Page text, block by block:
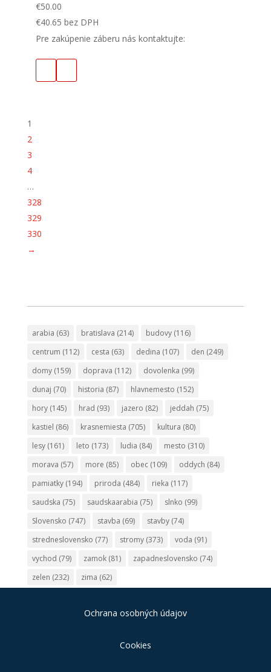
€50.00
€40.65 bez DPH
Pre zakúpenie záberu nás kontaktujte:
1
2
3
4
…
328
329
330
→
arabia (63) bratislava (214) budovy(116)
centrum (112) cesta (63) dedina (107) den (249)
domy(159) doprava (112) dovolenka (99)
dunaj (70) historia (87) hlavnemesto (152)
hory(145) hrad (93) jazero (82) jeddah (75)
kastiel (86) krasnemiesta (705) kultura (80)
lesy(161) leto (173) ludia (84) mesto (310)
morava (57) more (85) obec(109) oddych (84)
pamiatky(194) priroda (484) rieka (117)
saudska (75) saudskaarabia (75) slnko (99)
Slovensko (747) stavba (69) stavby(74)
stredneslovensko (77) stromy(373) voda (91)
vychod (79) zamok(81) zapadneslovensko (74)
zelen (232) zima (62)
Ochrana osobných údajov
Cookies